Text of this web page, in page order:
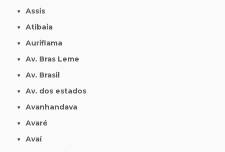
Assis
Atibaia
Auriflama
Av. Bras Leme
Av. Brasil
Av. dos estados
Avanhandava
Avaré
Avaí